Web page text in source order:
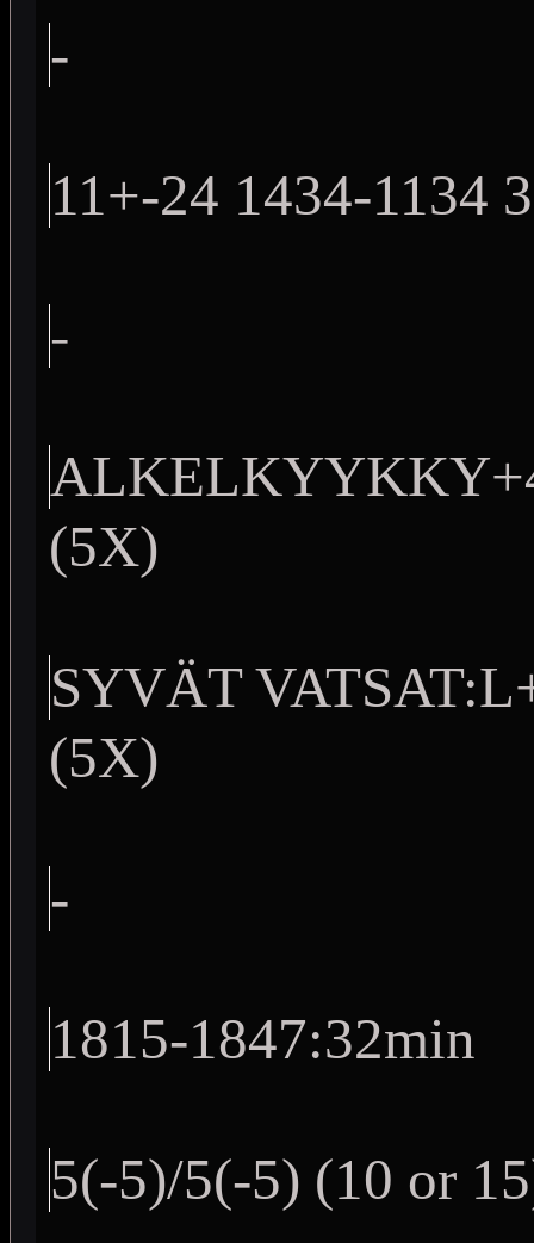
-
11+-24 1434-1134
-
(5X)
SYVÄT
(5X)
-
1815-1847:32min
5(-5)/5(-5) (10 or